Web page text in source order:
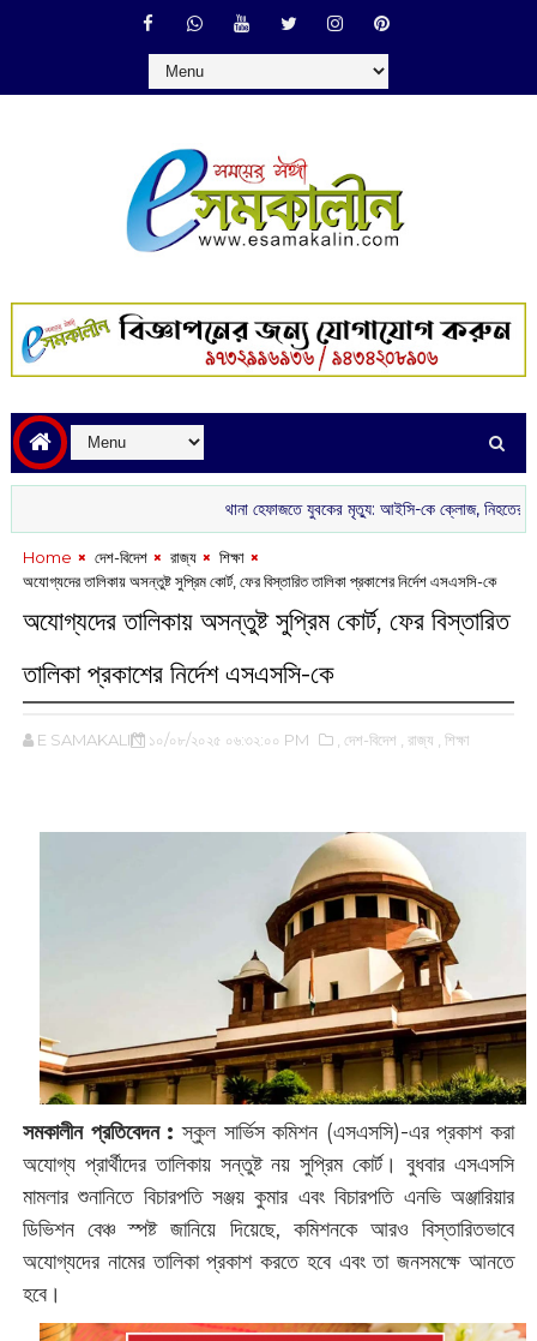
থানা হেফাজতে যুবকের মৃত্যু: আইসি-কে ক্লোজ, নিহতের পরিবারকে
Home ‌ দেশ-বিদেশ ‌ রাজ্য
‌ শিক্ষা
অযোগ্যদের তালিকায় অসন্তুষ্ট সুপ্রিম কোর্ট, ফের বিস্তারিত তালিকা প্রকাশের নির্দেশ এসএসসি-কে
অযোগ্যদের তালিকায় অসন্তুষ্ট সুপ্রিম কোর্ট, ফের বিস্তারিত
তালিকা প্রকাশের নির্দেশ এসএসসি-কে
E SAMAKALIN ১০/০৮/২০২৫ ০৬:৩২:০০ PM ,‌ দেশ-বিদেশ ,‌ রাজ্য ,‌ শিক্ষা
সমকালীন প্রতিবেদন : স্কুল সার্ভিস কমিশন (এসএসসি)-এর প্রকাশ করা
অযোগ্য প্রার্থীদের তালিকায় সন্তুষ্ট নয় সুপ্রিম কোর্ট। বুধবার এসএসসি
মামলার শুনানিতে বিচারপতি সঞ্জয় কুমার এবং বিচারপতি এনভি অঞ্জারিয়ার
ডিভিশন বেঞ্চ স্পষ্ট জানিয়ে দিয়েছে, কমিশনকে আরও বিস্তারিতভাবে
অযোগ্যদের নামের তালিকা প্রকাশ করতে হবে এবং তা জনসমক্ষে আনতে
হবে।